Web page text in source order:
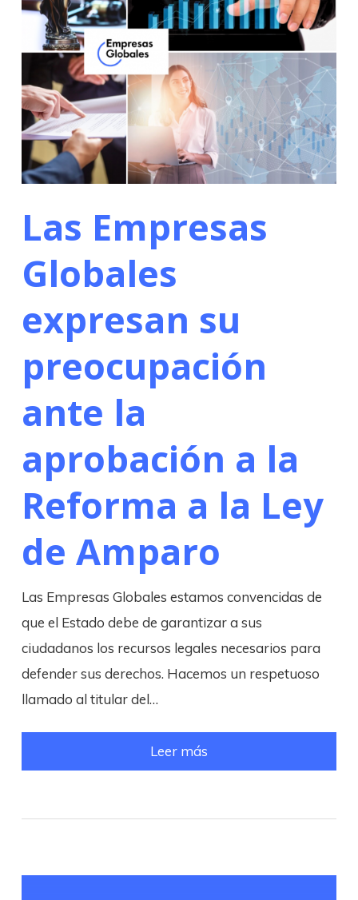
Las Empresas
Globales
expresan su
preocupación
ante la
aprobación a la
Reforma a la Ley
de Amparo
Las Empresas Globales estamos convencidas de
que el Estado debe de garantizar a sus
ciudadanos los recursos legales necesarios para
defender sus derechos. Hacemos un respetuoso
llamado al titular del…
Leer más